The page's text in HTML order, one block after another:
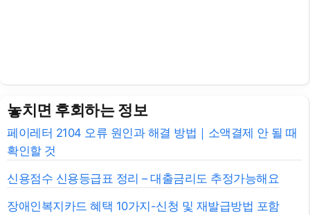
놓치면 후회하는 정보
페이레터 2104 오류 원인과 해결 방법｜소액결제 안 될 때
확인할 것
신용점수 신용등급표 정리 – 대출금리도 추정가능해요
장애인복지카드 혜택 10가지-신청 및 재발급방법 포함